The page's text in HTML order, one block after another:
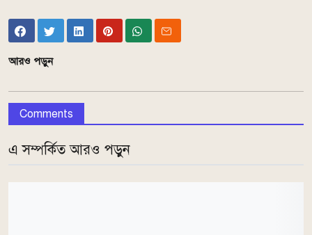
আরও পড়ুন
Comments
এ সম্পর্কিত আরও পড়ুন